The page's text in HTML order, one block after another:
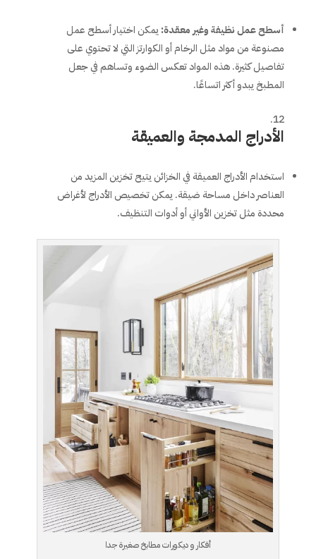
أسطح عمل نظيفة وغير معقدة: يمكن اختيار أسطح عمل
مصنوعة من مواد مثل الرخام أو الكوارتز التي لا تحتوي على
تفاصيل كثيرة. هذه المواد تعكس الضوء وتساهم في جعل
المطبخ يبدو أكثر اتساعًا.
الأدراج المدمجة والعميقة
استخدام الأدراج العميقة في الخزائن يتيح تخزين المزيد من
العناصر داخل مساحة ضيقة. يمكن تخصيص الأدراج لأغراض
محددة مثل تخزين الأواني أو أدوات التنظيف.
أفكار و ديكورات مطابخ صغيرة جدا